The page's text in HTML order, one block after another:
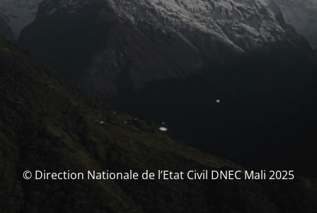
© Direction Nationale de l’Etat Civil DNEC Mali 2025